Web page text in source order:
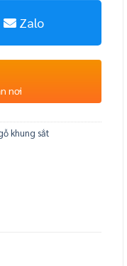
Zalo
nơi
khung sắt